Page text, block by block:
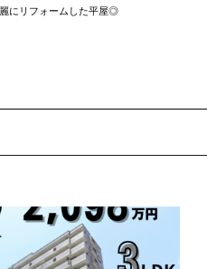
にリフォームした平屋◎